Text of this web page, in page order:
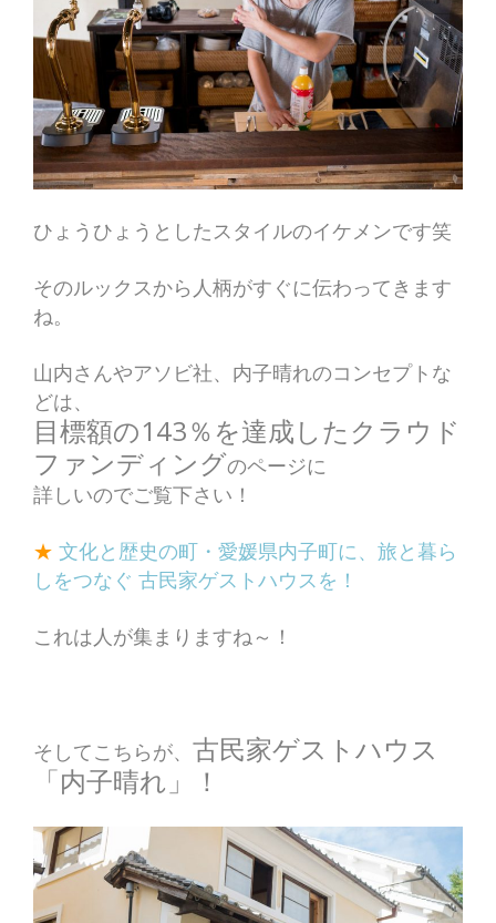
ひょうひょうとしたスタイルのイケメンです笑
そのルックスから人柄がすぐに伝わってきます
ね。
山内さんやアソビ社、内子晴れのコンセプトな
どは、
目標額の143％を達成したクラウド
ファンディングのページに
詳しいのでご覧下さい！
★ 文化と歴史の町・愛媛県内子町に、旅と暮ら
しをつなぐ 古民家ゲストハウスを！
これは人が集まりますね～！
そしてこちらが、 古民家ゲストハウス
「内子晴れ」！